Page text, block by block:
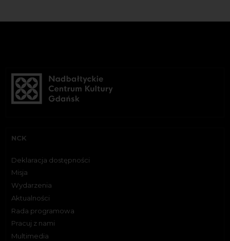
NCK
Deklaracja dostępności
Misja
Wydarzenia
Aktualności
Rada programowa
Pracuj z nami
Multimedia